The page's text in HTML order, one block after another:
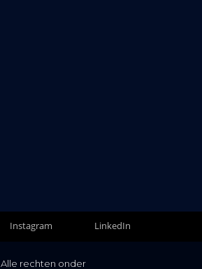
Instagram LinkedIn
Alle rechten onder